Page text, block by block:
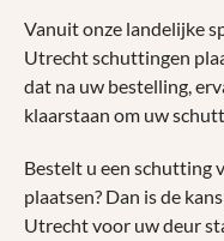
Vanuit onze landelijke
Utrecht schuttingen
dat na uw bestelling,
klaarstaan om uw
Bestelt u een schutting
plaatsen? Dan is de
Utrecht voor uw deur